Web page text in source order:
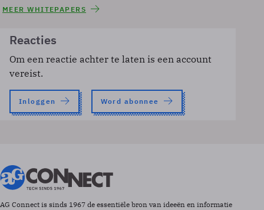
MEER WHITEPAPERS
Reacties
Om een reactie achter te laten is een account
vereist.
Inloggen Word abonnee
AG Connect is sinds 1967 de essentiële bron van ideeën en informatie